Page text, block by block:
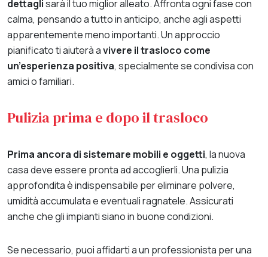
dettaglisarà il tuo miglior alleato. Affronta ogni fase con
calma, pensando a tutto in anticipo, anche agli aspetti
apparentemente meno importanti. Un approccio
pianificato ti aiuterà avivere il trasloco come
un’esperienza positiva, specialmente se condivisa con
amici o familiari.
Pulizia prima e dopo il trasloco
Prima ancora di sistemare mobili e oggetti, la nuova
casa deve essere pronta ad accoglierli. Una pulizia
approfondita è indispensabile per eliminare polvere,
umidità accumulata e eventuali ragnatele. Assicurati
anche che gli impianti siano in buone condizioni.
Se necessario, puoi affidarti a un professionista per una